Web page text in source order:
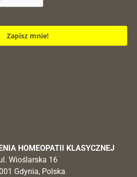
Zapisz mnie!
HOMEOPATII KLASYCZNEJ
Wioślarska 16
Gdynia, Polska